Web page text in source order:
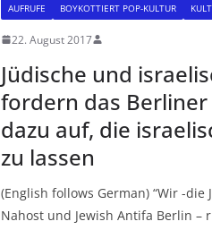
AUFRUFE BOYKOTTIERT POP-KULTUR
22. August 2017
Jüdische und
fordern das Berliner
dazu auf, die
zu lassen
(English follows German) “Wir -
Nahost und Jewish Antifa Berlin –